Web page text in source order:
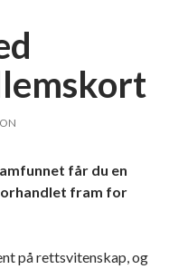
får du en
fram for
på rettsvitenskap, og